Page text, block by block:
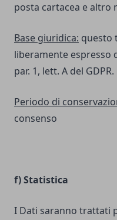
posta cartacea e altro
Base giuridica: questo
liberamente espresso
par. 1, lett. A del GDPR.
Periodo di
consenso
f) Statistica
I Dati saranno trattati